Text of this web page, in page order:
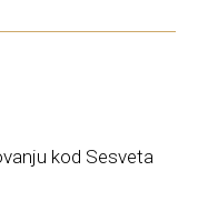
kod Sesveta